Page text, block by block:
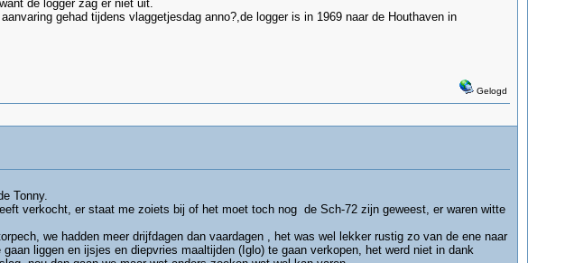
de logger zag er niet uit.
gehad tijdens vlaggetjesdag anno?,de logger is in 1969 naar de Houthaven in
Gelogd
Tonny.
verkocht, er staat me zoiets bij of het moet toch nog de Sch-72 zijn geweest, er waren witte
we hadden meer drijfdagen dan vaardagen , het was wel lekker rustig zo van de ene naar
liggen en ijsjes en diepvries maaltijden (Iglo) te gaan verkopen, het werd niet in dank